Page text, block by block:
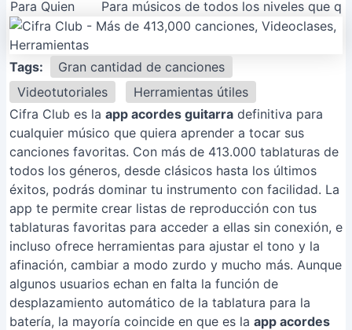
Para Quien
Para músicos de todos los niveles que
Tags:
Gran cantidad de canciones
Videotutoriales
Herramientas útiles
Cifra Club es la app acordes guitarra definitiva para
cualquier músico que quiera aprender a tocar sus
canciones favoritas. Con más de 413.000 tablaturas de
todos los géneros, desde clásicos hasta los últimos
éxitos, podrás dominar tu instrumento con facilidad. La
app te permite crear listas de reproducción con tus
tablaturas favoritas para acceder a ellas sin conexión, e
incluso ofrece herramientas para ajustar el tono y la
afinación, cambiar a modo zurdo y mucho más. Aunque
algunos usuarios echan en falta la función de
desplazamiento automático de la tablatura para la
batería, la mayoría coincide en que es la app acordes